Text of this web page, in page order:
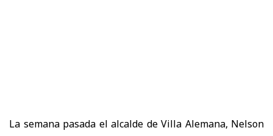
La semana pasada el alcalde de Villa Alemana, Nelson